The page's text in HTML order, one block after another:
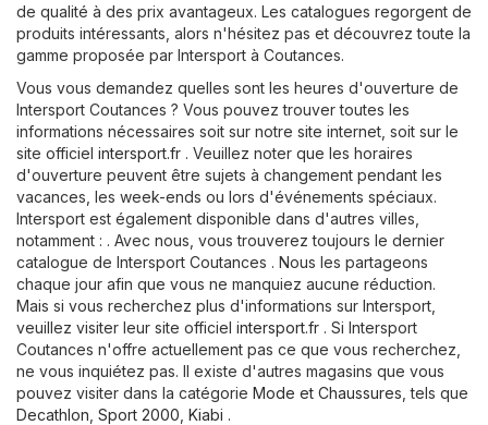
de qualité à des prix avantageux. Les catalogues regorgent de
produits intéressants, alors n'hésitez pas et découvrez toute la
gamme proposée par Intersport à Coutances.
Vous vous demandez quelles sont les heures d'ouverture de
Intersport Coutances ? Vous pouvez trouver toutes les
informations nécessaires soit sur notre site internet, soit sur le
site officiel intersport.fr . Veuillez noter que les horaires
d'ouverture peuvent être sujets à changement pendant les
vacances, les week-ends ou lors d'événements spéciaux.
Intersport est également disponible dans d'autres villes,
notamment : . Avec nous, vous trouverez toujours le dernier
catalogue de Intersport Coutances . Nous les partageons
chaque jour afin que vous ne manquiez aucune réduction.
Mais si vous recherchez plus d'informations sur Intersport,
veuillez visiter leur site officiel intersport.fr . Si Intersport
Coutances n'offre actuellement pas ce que vous recherchez,
ne vous inquiétez pas. Il existe d'autres magasins que vous
pouvez visiter dans la catégorie Mode et Chaussures , tels que
Decathlon Sport 2000 Kiabi .